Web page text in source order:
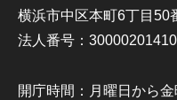
横浜市中区本町6丁目50
法人番号：
開庁時間：月曜日から